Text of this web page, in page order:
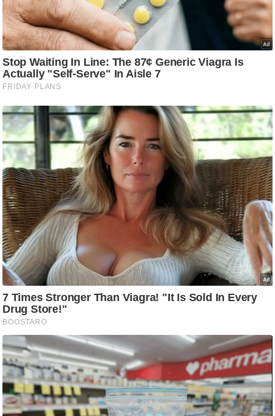
ट
ने
स
मं
त्रा
रि
ले
श
न
शि
प
रा
ज
नी
ति
वि
श्ले
ष
ण
स
म
सा
म
यि
क